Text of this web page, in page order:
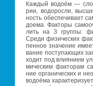
Каж­дый во­до­ём —
рии, во­до­рос­ли,
ность обес­пе­чи­ва­ет
до­е­ма. Фак­то­ры
лить на 3 груп­пы:
Среди фи­зи­че­ских
пен­ное зна­че­ние
ва­ние по­сту­па­ю­щих
хо­дит под вли­я­ни­ем
ми­че­ским фак­то­рам
ние ор­га­ни­че­ских и
во­до­ё­ма